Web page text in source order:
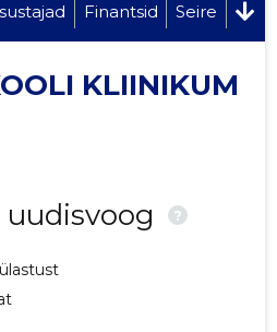
Finantsid Seire
KLIINIKUM
?